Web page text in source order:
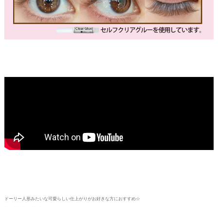
ドーリー人形みたいな可愛らしい仕上がりがお好きな方におすすめ☆